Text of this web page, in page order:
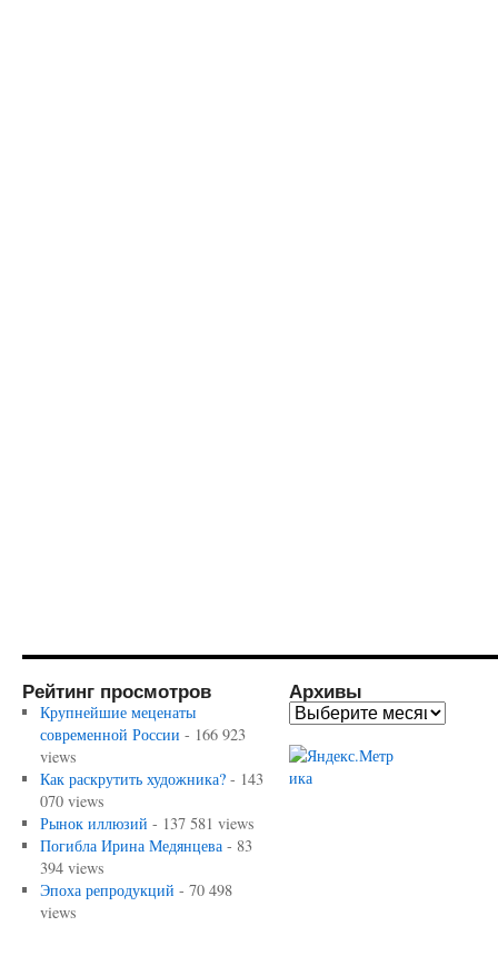
Рейтинг просмотров
Крупнейшие меценаты
современной России - 166 923
views
Как раскрутить художника?- 143
070 views
Рынок иллюзий - 137 581 views
Погибла Ирина Медянцева- 83
394 views
Эпоха репродукций - 70 498
views
Архивы